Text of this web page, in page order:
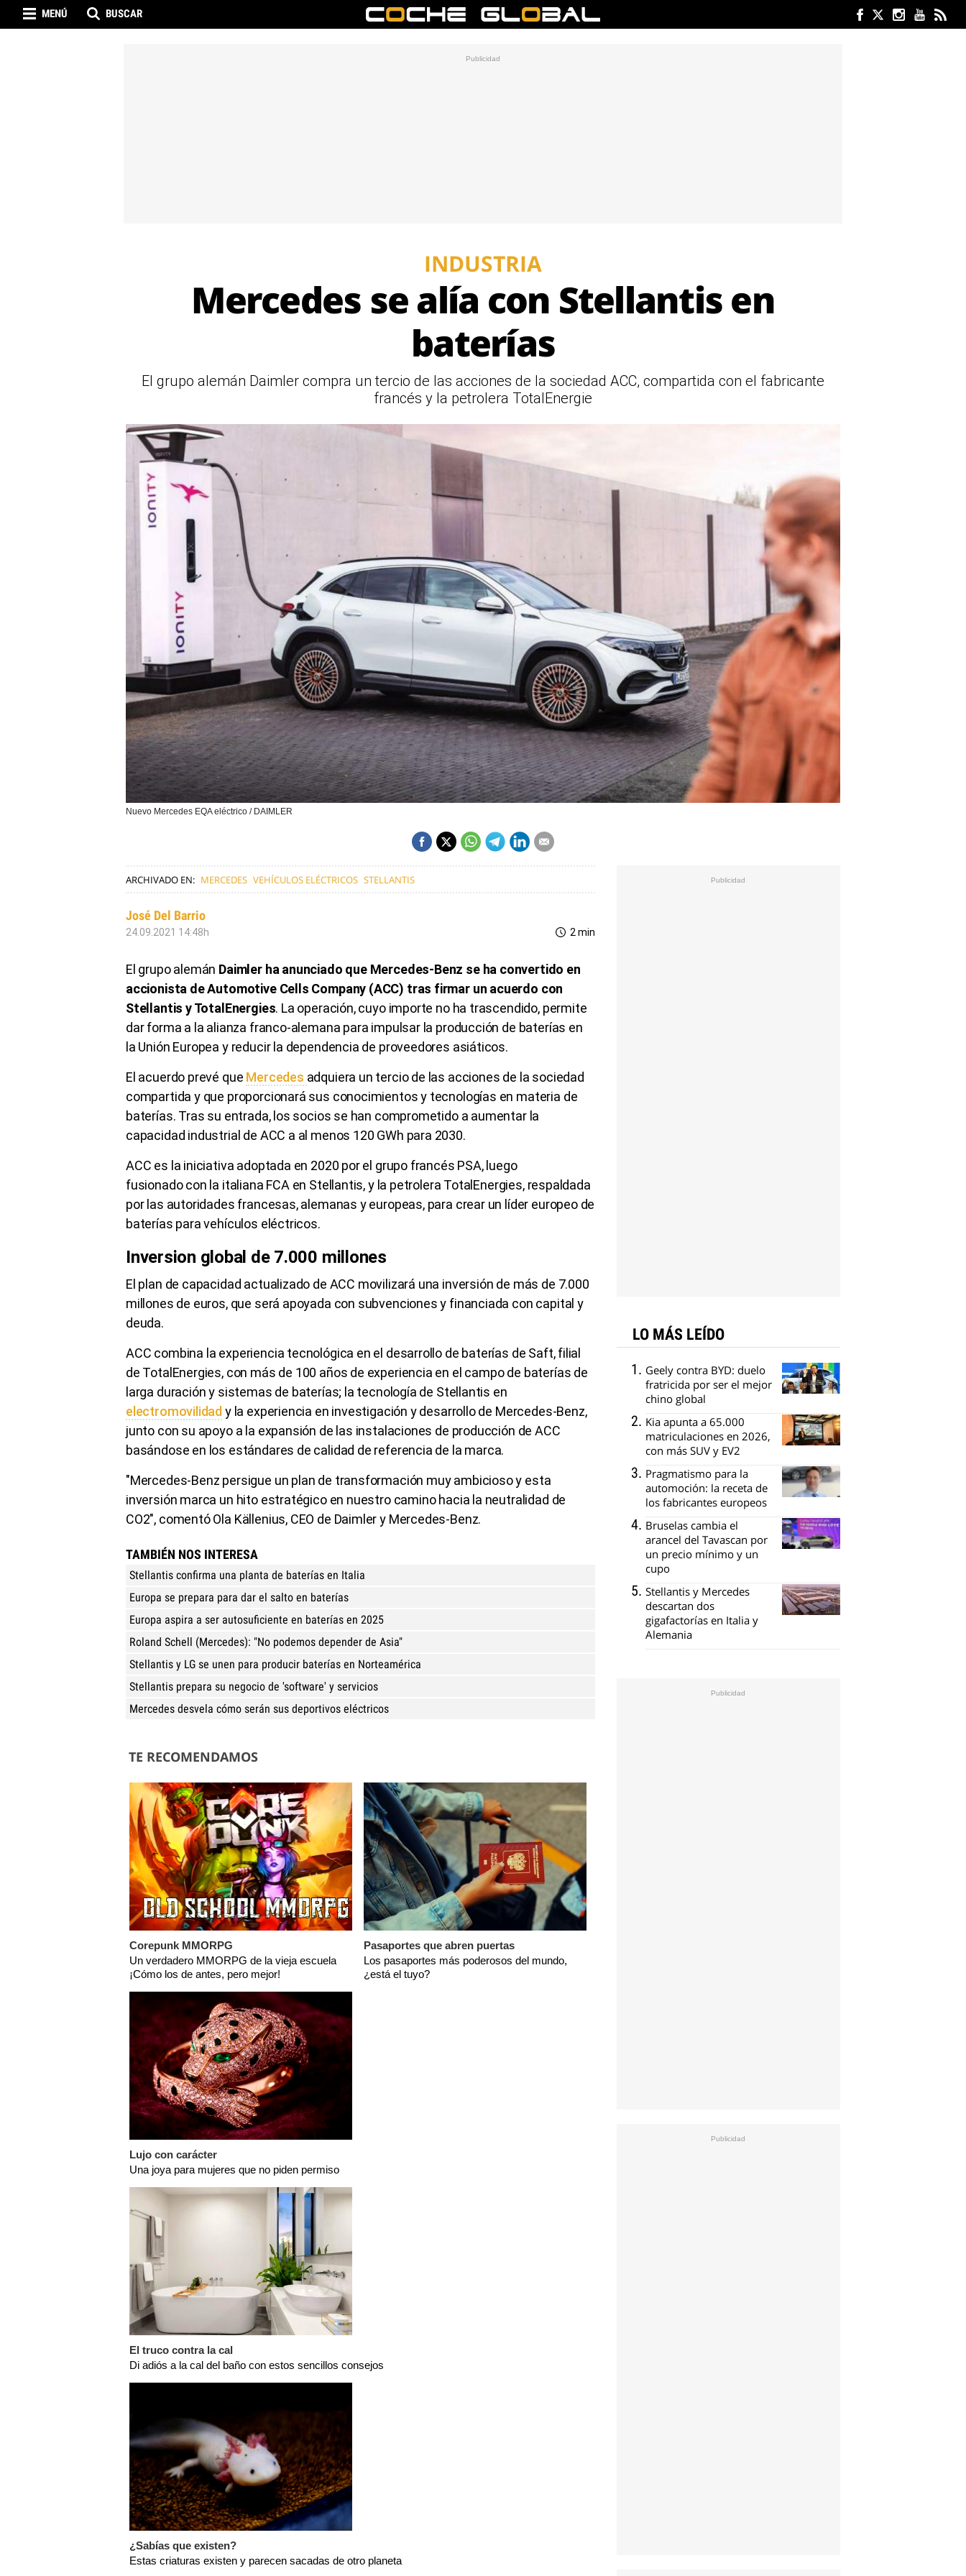
MENÚ BUSCAR
INDUSTRIA
Mercedes se alía con Stellantis en
baterías
El grupo alemán Daimler compra un tercio de las acciones de la sociedad ACC, compartida con el fabricante
francés y la petrolera TotalEnergie
Nuevo Mercedes EQA eléctrico / DAIMLER
ARCHIVADO EN: MERCEDES VEHÍCULOS ELÉCTRICOS STELLANTIS
José Del Barrio
24.09.2021 14:48h 2 min
El grupo alemán Daimler ha anunciado que Mercedes-Benz se ha convertido en
accionista de Automotive Cells Company (ACC) tras firmar un acuerdo con
Stellantis y TotalEnergies. La operación, cuyo importe no ha trascendido, permite
dar forma a la alianza franco-alemana para impulsar la producción de baterías en
la Unión Europea y reducir la dependencia de proveedores asiáticos.
El acuerdo prevé que Mercedes adquiera un tercio de las acciones de la sociedad
compartida y que proporcionará sus conocimientos y tecnologías en materia de
baterías. Tras su entrada, los socios se han comprometido a aumentar la
capacidad industrial de ACC a al menos 120 GWh para 2030.
ACC es la iniciativa adoptada en 2020 por el grupo francés PSA, luego
fusionado con la italiana FCA en Stellantis, y la petrolera TotalEnergies, respaldada
por las autoridades francesas, alemanas y europeas, para crear un líder europeo de
baterías para vehículos eléctricos.
Inversion global de 7.000 millones
El plan de capacidad actualizado de ACC movilizará una inversión de más de 7.000
millones de euros, que será apoyada con subvenciones y financiada con capital y
deuda.
ACC combina la experiencia tecnológica en el desarrollo de baterías de Saft, filial
de TotalEnergies, con más de 100 años de experiencia en el campo de baterías de
larga duración y sistemas de baterías; la tecnología de Stellantis en
electromovilidad​ y la experiencia en investigación y desarrollo de Mercedes-Benz,
junto con su apoyo a la expansión de las instalaciones de producción de ACC
basándose en los estándares de calidad de referencia de la marca.
"Mercedes-Benz persigue un plan de transformación muy ambicioso y esta
inversión marca un hito estratégico en nuestro camino hacia la neutralidad de
CO2", comentó Ola Källenius, CEO de Daimler y Mercedes-Benz.
TAMBIÉN NOS INTERESA
Stellantis confirma una planta de baterías en Italia
Europa se prepara para dar el salto en baterías
Europa aspira a ser autosuficiente en baterías en 2025
Roland Schell (Mercedes): "No podemos depender de Asia"
Stellantis y LG se unen para producir baterías en Norteamérica
Stellantis prepara su negocio de 'software' y servicios
Mercedes desvela cómo serán sus deportivos eléctricos
TE RECOMENDAMOS
Corepunk MMORPG
Un verdadero MMORPG de la vieja escuela
¡Cómo los de antes, pero mejor!
Pasaportes que abren puertas
Los pasaportes más poderosos del mundo,
¿está el tuyo?
Lujo con carácter
Una joya para mujeres que no piden permiso
El truco contra la cal
Di adiós a la cal del baño con estos sencillos consejos
¿Sabías que existen?
Estas criaturas existen y parecen sacadas de otro planeta
LO MÁS LEÍDO
Geely contra BYD: duelo
fratricida por ser el mejor
chino global
Kia apunta a 65.000
matriculaciones en 2026,
con más SUV y EV2
Pragmatismo para la
automoción: la receta de
los fabricantes europeos
Bruselas cambia el
arancel del Tavascan por
un precio mínimo y un
cupo
Stellantis y Mercedes
descartan dos
gigafactorías en Italia y
Alemania